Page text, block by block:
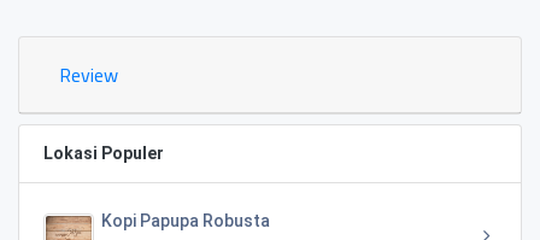
Review
Lokasi Populer
Kopi Papupa Robusta